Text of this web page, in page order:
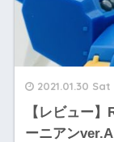
2021.01.30 Sat
【レビュー
ーニアン